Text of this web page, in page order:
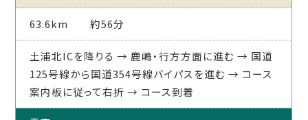
63.6km 約56分
土浦北ICを降りる → 鹿嶋・行方方面に進む → 国道
125号線から国道354号線バイパスを進む → コース
案内板に従って右折 → コース到着